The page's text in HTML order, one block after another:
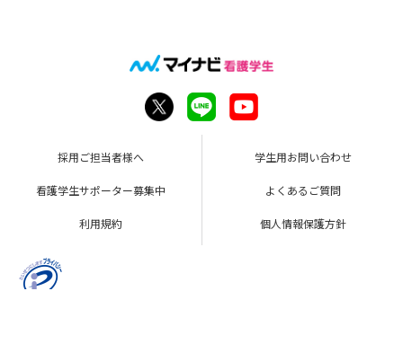
採用ご担当者様へ 学生用お問い合わせ
看護学生サポーター募集中 よくあるご質問
利用規約 個人情報保護方針